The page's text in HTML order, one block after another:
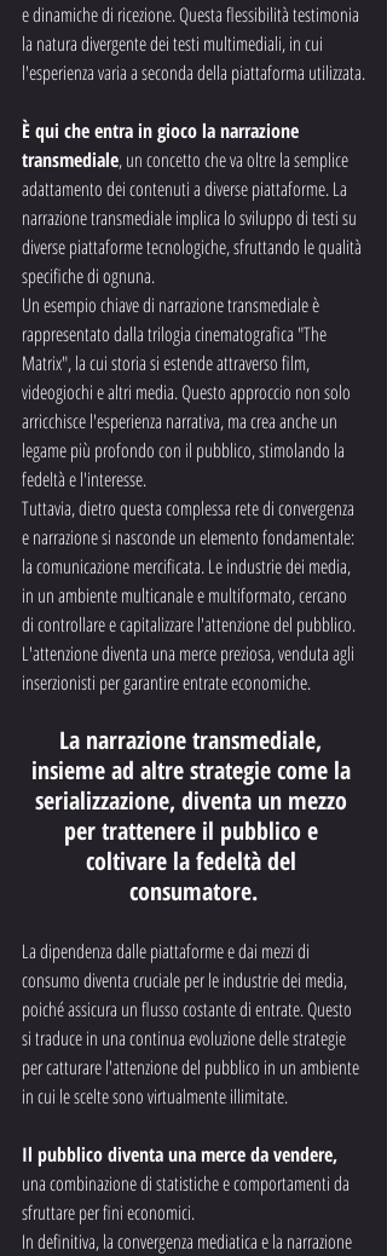
e dinamiche di ricezione. Questa flessibilità testimonia
la natura divergente dei testi multimediali, in cui
l'esperienza varia a seconda della piattaforma utilizzata.
È qui che entra in gioco la narrazione
transmediale, un concetto che va oltre la semplice
adattamento dei contenuti a diverse piattaforme. La
narrazione transmediale implica lo sviluppo di testi su
diverse piattaforme tecnologiche, sfruttando le qualità
specifiche di ognuna.
Un esempio chiave di narrazione transmediale è
rappresentato dalla trilogia cinematografica "The
Matrix", la cui storia si estende attraverso film,
videogiochi e altri media. Questo approccio non solo
arricchisce l'esperienza narrativa, ma crea anche un
legame più profondo con il pubblico, stimolando la
fedeltà e l'interesse.
Tuttavia, dietro questa complessa rete di convergenza
e narrazione si nasconde un elemento fondamentale:
la comunicazione mercificata. Le industrie dei media,
in un ambiente multicanale e multiformato, cercano
di controllare e capitalizzare l'attenzione del pubblico.
L'attenzione diventa una merce preziosa, venduta agli
inserzionisti per garantire entrate economiche.
La narrazione transmediale,
insieme ad altre strategie come la
serializzazione, diventa un mezzo
per trattenere il pubblico e
coltivare la fedeltà del
consumatore.
La dipendenza dalle piattaforme e dai mezzi di
consumo diventa cruciale per le industrie dei media,
poiché assicura un flusso costante di entrate. Questo
si traduce in una continua evoluzione delle strategie
per catturare l'attenzione del pubblico in un ambiente
in cui le scelte sono virtualmente illimitate.
Il pubblico diventa una merce da vendere,
una combinazione di statistiche e comportamenti da
sfruttare per fini economici.
In definitiva, la convergenza mediatica e la narrazione